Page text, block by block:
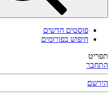
פוסטים חדשים
חיפוש בפורומים
תפריט
התחבר
הירשם